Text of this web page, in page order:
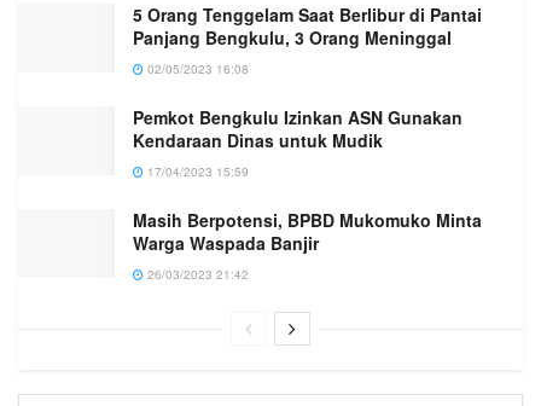
5 Orang Tenggelam Saat Berlibur di Pantai
Panjang Bengkulu, 3 Orang Meninggal
02/05/2023 16:08
Pemkot Bengkulu Izinkan ASN Gunakan
Kendaraan Dinas untuk Mudik
17/04/2023 15:59
Masih Berpotensi, BPBD Mukomuko Minta
Warga Waspada Banjir
26/03/2023 21:42